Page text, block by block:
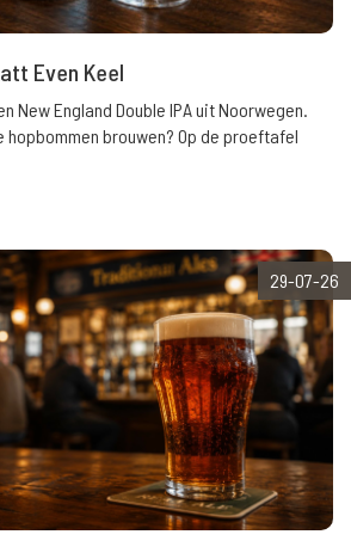
Even Keel
New England Double IPA uit Noorwegen.
hopbommen brouwen? Op de proeftafel
29-07-26